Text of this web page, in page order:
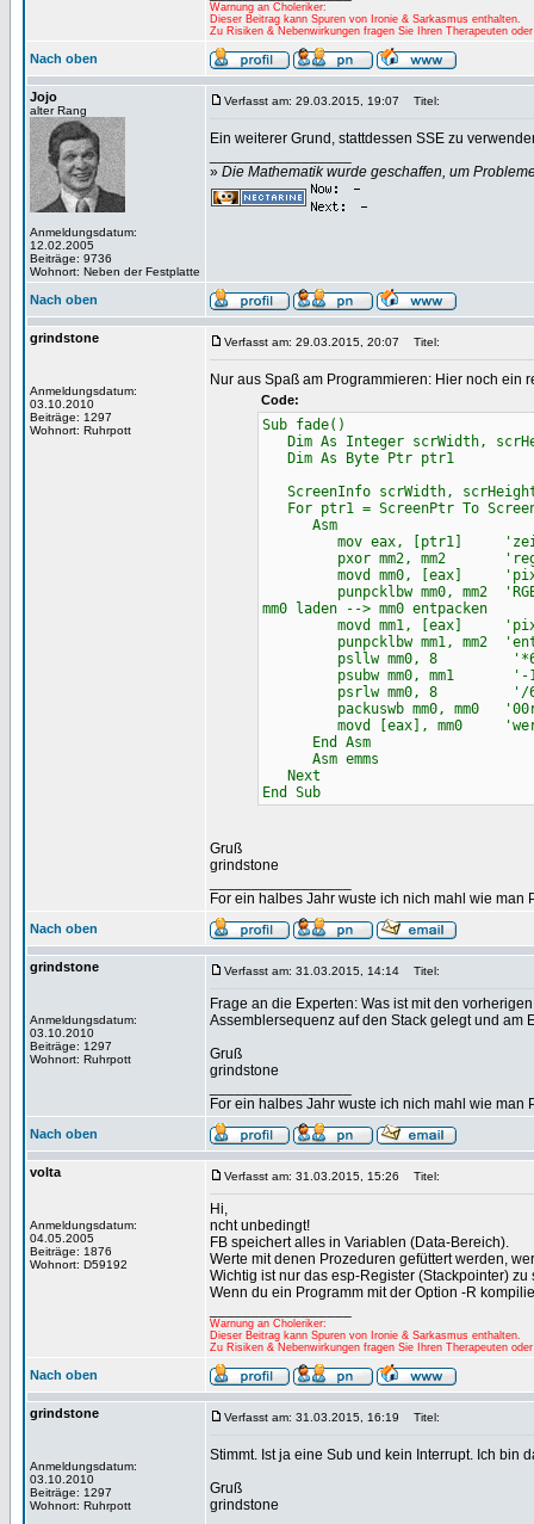
Warnung an Choleriker:
Dieser Beitrag kann Spuren von Ironie & Sarkasmus enthalten.
Zu Risiken & Nebenwirkungen fragen Sie Ihren Therapeuten
Nach oben
Jojo
alter Rang
Anmeldungsdatum:
12.02.2005
Beiträge: 9736
Wohnort: Neben der Festplatte
Verfasst am: 29.03.2015, 19:07 Titel:
Ein weiterer Grund, stattdessen SSE zu
» Die Mathematik wurde geschaffen, um
Nach oben
grindstone
Anmeldungsdatum:
03.10.2010
Beiträge: 1297
Wohnort: Ruhrpott
Verfasst am: 29.03.2015, 20:07 Titel:
Nur aus Spaß am Programmieren: Hier noch ein
Code:
Sub fade()
Dim As Integer scrWidth,
Dim As Byte Ptr ptr1
ScreenInfo scrWidth,
For ptr1 = ScreenPtr To
Asm
mov eax, [ptr1]
pxor mm2, mm2
movd mm0, [eax] 'pixel
punpcklbw mm0, mm2 'RGBA
mm0 laden --> mm0 entpacken
movd mm1, [eax] 'pixel
punpcklbw mm1, mm2
psllw mm0, 8
psubw mm0, mm1 '-
psrlw mm0, 8 '/
packuswb mm0, mm0
movd [eax], mm0 'wert
End Asm
Asm emms
Next
End Sub
Gruß
grindstone
For ein halbes Jahr wuste ich nich mahl wie man
Nach oben
grindstone
Anmeldungsdatum:
03.10.2010
Beiträge: 1297
Wohnort: Ruhrpott
Verfasst am: 31.03.2015, 14:14 Titel:
Frage an die Experten: Was ist mit den
Assemblersequenz auf den Stack gelegt und am
Gruß
grindstone
For ein halbes Jahr wuste ich nich mahl wie man
Nach oben
volta
Anmeldungsdatum:
04.05.2005
Beiträge: 1876
Wohnort: D59192
Verfasst am: 31.03.2015, 15:26 Titel:
Hi,
ncht unbedingt!
FB speichert alles in Variablen (Data-Bereich).
Werte mit denen Prozeduren gefüttert werden,
Wichtig ist nur das esp-Register (Stackpointer) zu
Wenn du ein Programm mit der Option -R
Warnung an Choleriker:
Dieser Beitrag kann Spuren von Ironie & Sarkasmus enthalten.
Zu Risiken & Nebenwirkungen fragen Sie Ihren Therapeuten
Nach oben
grindstone
Anmeldungsdatum:
03.10.2010
Beiträge: 1297
Wohnort: Ruhrpott
Verfasst am: 31.03.2015, 16:19 Titel:
Stimmt. Ist ja eine Sub und kein Interrupt. Ich
Gruß
grindstone